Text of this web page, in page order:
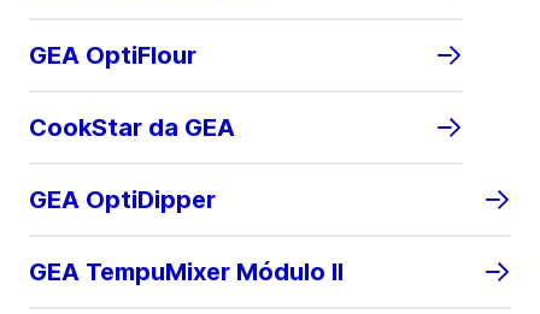
GEA OptiFlour
CookStar da GEA
GEA OptiDipper
GEA TempuMixer Módulo II